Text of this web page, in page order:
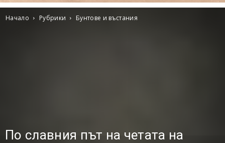
Начало Рубрики Бунтове и въстания
По славния път на четата на